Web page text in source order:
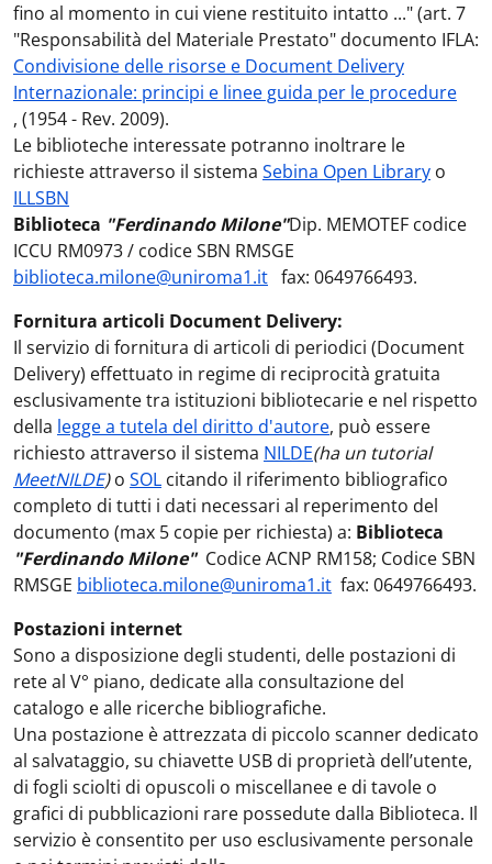
fino al momento in cui viene restituito intatto ..." (art. 7
"Responsabilità del Materiale Prestato" documento IFLA:
Condivisione delle risorse e Document Delivery
Internazionale: principi e linee guida per le procedure
, (1954 - Rev. 2009).
Le biblioteche interessate potranno inoltrare le
richieste attraverso il sistema Sebina Open Library o
ILLSBN
Biblioteca "Ferdinando Milone"Dip. MEMOTEF codice
ICCU RM0973 / codice SBN RMSGE
biblioteca.milone@uniroma1.it fax: 0649766493.
Fornitura articoli Document Delivery:
Il servizio di fornitura di articoli di periodici (Document
Delivery) effettuato in regime di reciprocità gratuita
esclusivamente tra istituzioni bibliotecarie e nel rispetto
della legge a tutela del diritto d'autore, può essere
richiesto attraverso il sistema NILDE(ha un tutorial
MeetNILDE)o SOL citando il riferimento bibliografico
completo di tutti i dati necessari al reperimento del
documento (max 5 copie per richiesta) a: Biblioteca
"Ferdinando Milone" Codice ACNP RM158; Codice SBN
RMSGE biblioteca.milone@uniroma1.it fax: 0649766493.
Postazioni internet
Sono a disposizione degli studenti, delle postazioni di
rete al V° piano, dedicate alla consultazione del
catalogo e alle ricerche bibliografiche.
Una postazione è attrezzata di piccolo scanner dedicato
al salvataggio, su chiavette USB di proprietà dell’utente,
di fogli sciolti di opuscoli o miscellanee e di tavole o
grafici di pubblicazioni rare possedute dalla Biblioteca. Il
servizio è consentito per uso esclusivamente personale